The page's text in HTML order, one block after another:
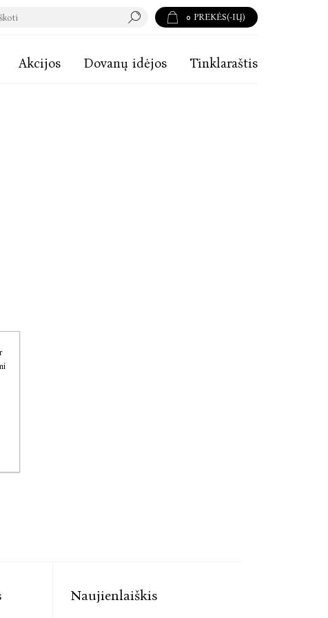
0 PREKĖS(-IŲ)
Akcijos Dovanų idėjos Tinklaraštis
Naujienlaiškis